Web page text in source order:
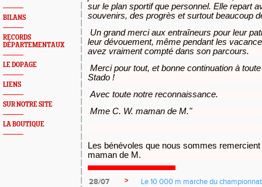
BILANS
RECORDS
DÉPARTEMENTAUX
LE DOPAGE
LIENS
SUR NOTRE SITE
LA BOUTIQUE
sur le plan sportif que personnel. Elle repart
souvenirs, des progrès et surtout beaucoup
Un grand merci aux entraîneurs pour leur
leur dévouement, même pendant les
avez vraiment compté dans son parcours.
Merci pour tout, et bonne continuation à
Stado !
Avec toute notre reconnaissance.
Mme C. W. maman de M."
Les bénévoles que nous sommes
maman de M.
28/07 >
Le 10 000 m marche du